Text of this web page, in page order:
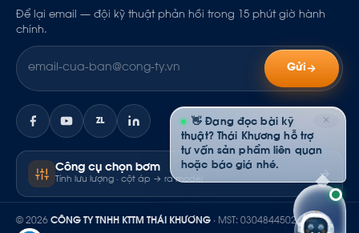
Để lại email — đội kỹ thuật phản hồi trong 15 phút giờ hành
chính.
Gửi
ZL
Công cụ chọn bơm
Tính lưu lượng · cột áp → ra model
© 2026 CÔNG TY TNHH KTTM THÁI KHƯƠNG · MST: 0304844502
✕
👋 Đang đọc bài kỹ
thuật? Thái Khương hỗ trợ
tư vấn sản phẩm liên quan
hoặc báo giá nhé.